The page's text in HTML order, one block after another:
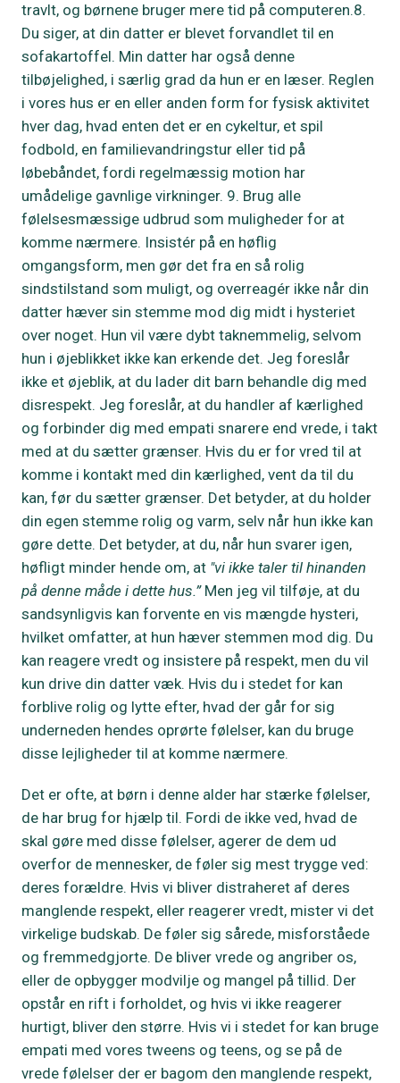
travlt, og børnene bruger mere tid på computeren.8.
Du siger, at din datter er blevet forvandlet til en
sofakartoffel. Min datter har også denne
tilbøjelighed, i særlig grad da hun er en læser. Reglen
i vores hus er en eller anden form for fysisk aktivitet
hver dag, hvad enten det er en cykeltur, et spil
fodbold, en familievandringstur eller tid på
løbebåndet, fordi regelmæssig motion har
umådelige gavnlige virkninger. 9. Brug alle
følelsesmæssige udbrud som muligheder for at
komme nærmere. Insistér på en høflig
omgangsform, men gør det fra en så rolig
sindstilstand som muligt, og overreagér ikke når din
datter hæver sin stemme mod dig midt i hysteriet
over noget. Hun vil være dybt taknemmelig, selvom
hun i øjeblikket ikke kan erkende det. Jeg foreslår
ikke et øjeblik, at du lader dit barn behandle dig med
disrespekt. Jeg foreslår, at du handler af kærlighed
og forbinder dig med empati snarere end vrede, i takt
med at du sætter grænser. Hvis du er for vred til at
komme i kontakt med din kærlighed, vent da til du
kan, før du sætter grænser. Det betyder, at du holder
din egen stemme rolig og varm, selv når hun ikke kan
gøre dette. Det betyder, at du, når hun svarer igen,
høfligt minder hende om, at "vi ikke taler til hinanden
på denne måde i dette hus.” Men jeg vil tilføje, at du
sandsynligvis kan forvente en vis mængde hysteri,
hvilket omfatter, at hun hæver stemmen mod dig. Du
kan reagere vredt og insistere på respekt, men du vil
kun drive din datter væk. Hvis du i stedet for kan
forblive rolig og lytte efter, hvad der går for sig
underneden hendes oprørte følelser, kan du bruge
disse lejligheder til at komme nærmere.
Det er ofte, at børn i denne alder har stærke følelser,
de har brug for hjælp til. Fordi de ikke ved, hvad de
skal gøre med disse følelser, agerer de dem ud
overfor de mennesker, de føler sig mest trygge ved:
deres forældre. Hvis vi bliver distraheret af deres
manglende respekt, eller reagerer vredt, mister vi det
virkelige budskab. De føler sig sårede, misforståede
og fremmedgjorte. De bliver vrede og angriber os,
eller de opbygger modvilje og mangel på tillid. Der
opstår en rift i forholdet, og hvis vi ikke reagerer
hurtigt, bliver den større. Hvis vi i stedet for kan bruge
empati med vores tweens og teens, og se på de
vrede følelser der er bagom den manglende respekt,